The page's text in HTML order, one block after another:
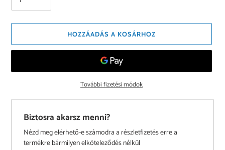
HOZZÁADÁS A KOSÁRHOZ
További fizetési módok
Biztosra akarsz menni?
Nézd meg elérhető-e számodra a részletfizetés erre a
termékre bármilyen elköteleződés nélkül